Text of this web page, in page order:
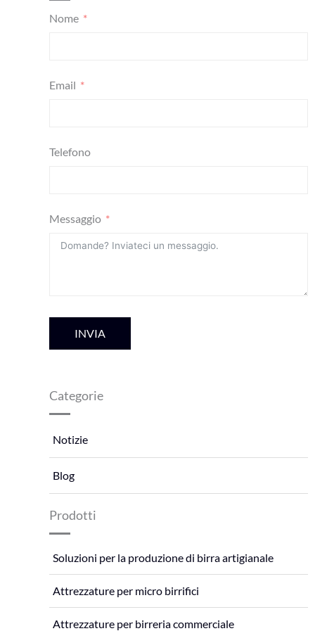
Nome
Email
Telefono
Messaggio
INVIA
Categorie
Notizie
Blog
Prodotti
Soluzioni per la produzione di birra artigianale
Attrezzature per micro birrifici
Attrezzature per birreria commerciale